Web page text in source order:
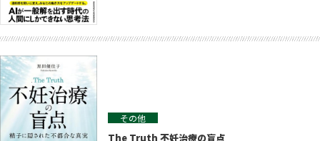
その他
The Truth 不妊治療の盲点